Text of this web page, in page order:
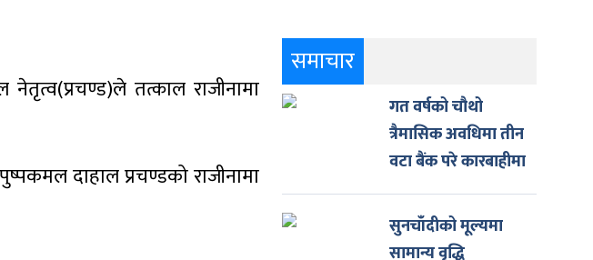
नेतृत्व(प्रचण्ड)ले तत्काल राजीनामा
दाहाल प्रचण्डको राजीनामा
समाचार
गत वर्षको चौथो
त्रैमासिक अवधिमा तीन
वटा बैंक परे कारबाहीमा
सुनचाँदीको मूल्यमा
सामान्य वृद्धि